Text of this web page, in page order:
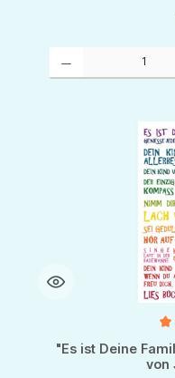
"Es ist Deine
von